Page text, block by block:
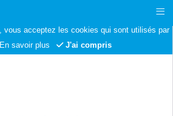
vous acceptez les cookies qui sont utilisés par
En savoir plus J'ai compris
≡